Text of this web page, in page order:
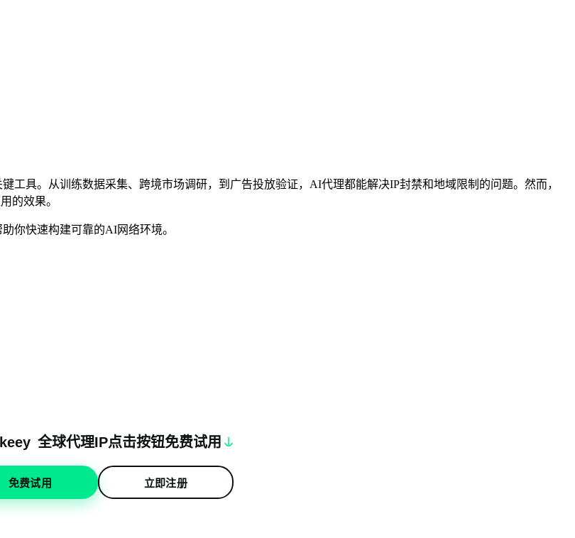
具。从训练数据采集、跨境市场调研，到广告投放验证，AI代理都能解决IP封禁和地域限制的问题。然而，
的效果。
你快速构建可靠的AI网络环境。
keey 全球代理IP点击按钮免费试用
免费试用 立即注册